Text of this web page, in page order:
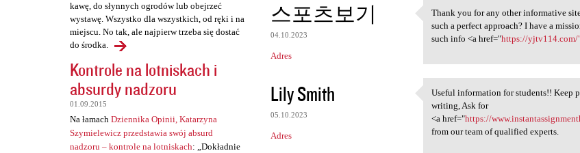
kawę, do słynnych ogrodów lub obejrzeć
wystawę. Wszystko dla wszystkich, od ręki i na
miejscu. No tak, ale najpierw trzeba się dostać
do środka.
Kontrole na lotniskach i
absurdy nadzoru
01.09.2015
Na łamach Dziennika Opinii, Katarzyna
Szymielewicz przedstawia swój absurd
nadzoru – kontrole na lotniskach: „Dokładnie
스포츠보기
04.10.2023
Adres
Thank you for any other
Thank you for any other informative
such a perfect approach? I have a
such info <a href="https://yjtv114.com/
Lily Smith
05.10.2023
Adres
Useful information for
Useful information for students!! Keep
writing, Ask for
<a href="https://
from our team of qualified experts.